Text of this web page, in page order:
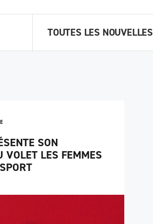
TOUTES LES NOUVELLES
SON
VOLET LES FEMMES